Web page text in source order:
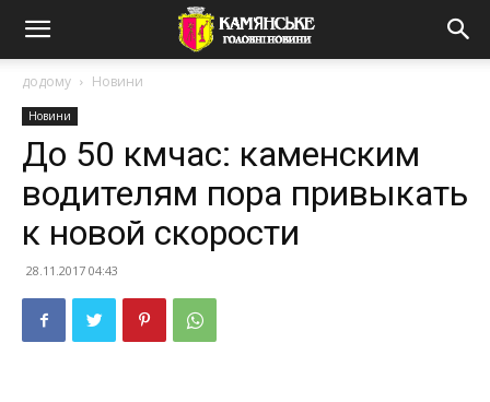
додому Новини
Новини
До 50 кмчас: каменским
водителям пора привыкать
к новой скорости
28.11.2017 04:43